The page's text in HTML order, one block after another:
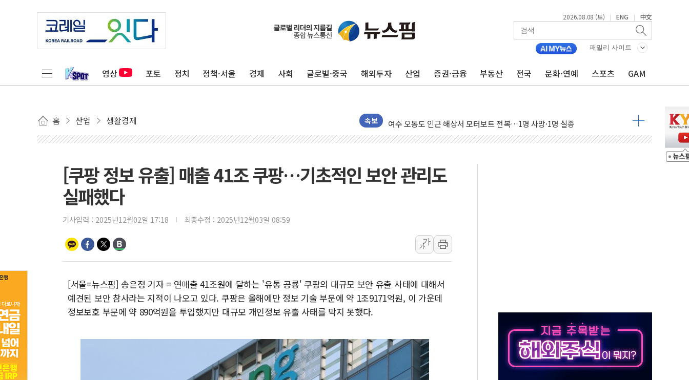
2026.08.08 (토) | ENG | 中文
패밀리 사이트
영상 포토 정치 정책·서울 경제 사회 글로벌·중국 해외투자 산업 증권·금융 부동산 전국 문화·연예 스포츠 GAM
홈 산업 생활경제 속보
이번주 국내 주요 금융일정(8.10~8.14)
美, 이란전 출구전략 만지작…공습 한계·탄약 부족 현실화
폐기물 수거하다 참변…60대 환경미화원 수거차에 치여 사망
서울 중랑구 주택가서 흉기 난동…60대 남성 2명 숨져
여수 오동도 인근 해상서 모터보트 전복…1명 사망·1명 실종
추미애, '위안부' 피해자 기림의 날 참석..."국제적 시민 연대로 목소리 내야"
인천서 말다툼 중 어머니 흉기 살해 10대 아들 체포
'화합' 꺼낸 김민석에 '뻔뻔' 받아친 정청래…제주 연설서 신경전 고조
中 전방위 아파트 부양, 수도 베이징도 부동산 규제 철폐
인제 용대리 계곡서 수위 상승으로 피서객 7명 고립…전원 구조
강원 중·남부 동해안 시간당 50mm 이상 폭우…호우경보 발효
청양 밭에서 일하던 90대 숨져…온열질환 여부 조사
폭염에 車 운전면허 기능시험 오전 집중 편성…체감온도 38도 넘으면 중단
[쿠팡 정보 유출] 매출 41조 쿠팡…기초적인 보안 관리도
실패했다
기사입력 : 2025년12월02일 17:18 최종수정 : 2025년12월03일 08:59
가
가
[서울=뉴스핌] 송은정 기자 = 연매출 41조원에 달하는 '유통 공룡' 쿠팡의 대규모 보안 유출 사태에 대해서
예견된 보안 참사라는 지적이 나오고 있다. 쿠팡은 올해에만 정보 기술 부문에 약 1조9171억원, 이 가운데
정보보호 부문에 약 890억원을 투입했지만 대규모 개인정보 유출 사태를 막지 못했다.